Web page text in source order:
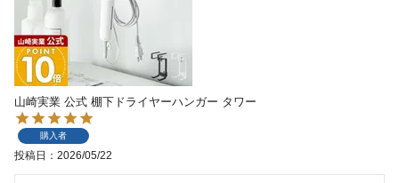
山崎実業 公式 棚下ドライヤーハンガー タワー
購入者
投稿日 2026/05/22